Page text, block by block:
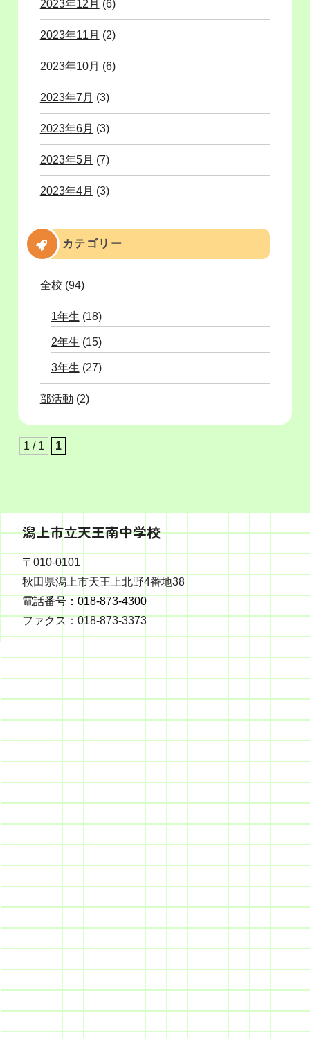
2023年12月 (6)
2023年11月 (2)
2023年10月 (6)
2023年7月 (3)
2023年6月 (3)
2023年5月 (7)
2023年4月 (3)
カテゴリー
全校 (94)
1年生 (18)
2年生 (15)
3年生 (27)
部活動 (2)
1 / 1 1
潟上市立天王南中学校
〒010-0101
秋田県潟上市天王上北野4番地38
電話番号：018-873-4300
ファクス：018-873-3373